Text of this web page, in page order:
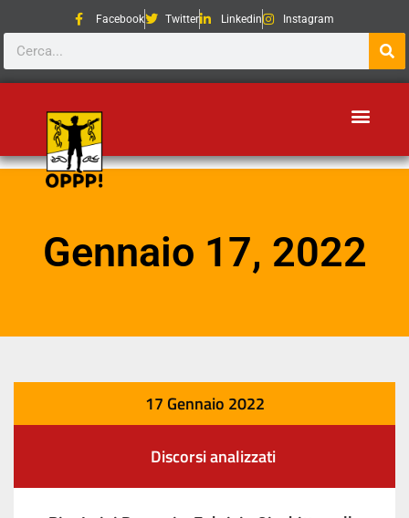
Facebook Twitter Linkedin Instagram
Gennaio 17, 2022
17 Gennaio 2022
Discorsi analizzati